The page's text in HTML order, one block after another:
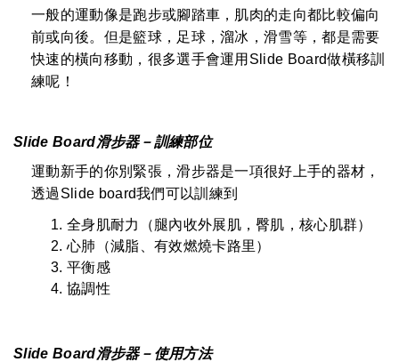
一般的運動像是跑步或腳踏車，肌肉的走向都比較偏向
前或向後。但是籃球，足球，溜冰，滑雪等，都是需要
快速的橫向移動，很多選手會運用Slide Board做橫移訓
練呢！
Slide Board滑步器－訓練部位
運動新手的你別緊張，滑步器是一項很好上手的器材，
透過Slide board我們可以訓練到
全身肌耐力（腿內收外展肌，臀肌，核心肌群）
心肺（減脂、有效燃燒卡路里）
平衡感
協調性
Slide Board滑步器－使用方法